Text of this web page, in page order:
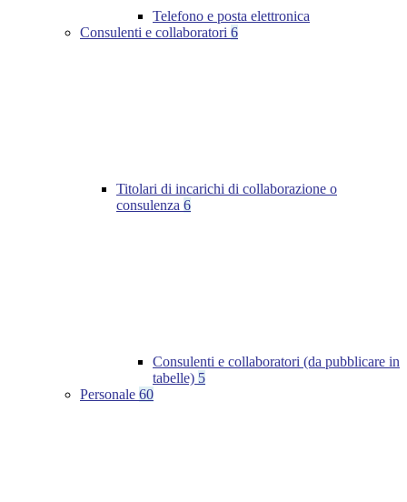
Telefono e posta elettronica
Consulenti e collaboratori 6
Titolari di incarichi di collaborazione o
consulenza 6
Consulenti e collaboratori (da pubblicare in
tabelle) 5
Personale 60